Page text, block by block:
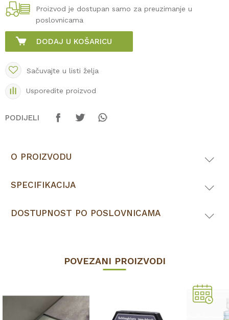
Proizvod je dostupan samo za preuzimanje u
poslovnicama
DODAJ U KOŠARICU
Sačuvajte u listi želja
Usporedite proizvod
PODIJELI
O PROIZVODU
SPECIFIKACIJA
DOSTUPNOST PO POSLOVNICAMA
POVEZANI PROIZVODI